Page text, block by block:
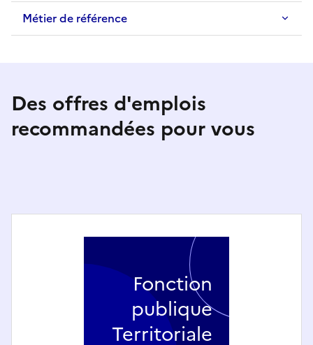
Métier de référence
Des offres d'emplois
recommandées pour vous
Fonction
publique
Territoriale